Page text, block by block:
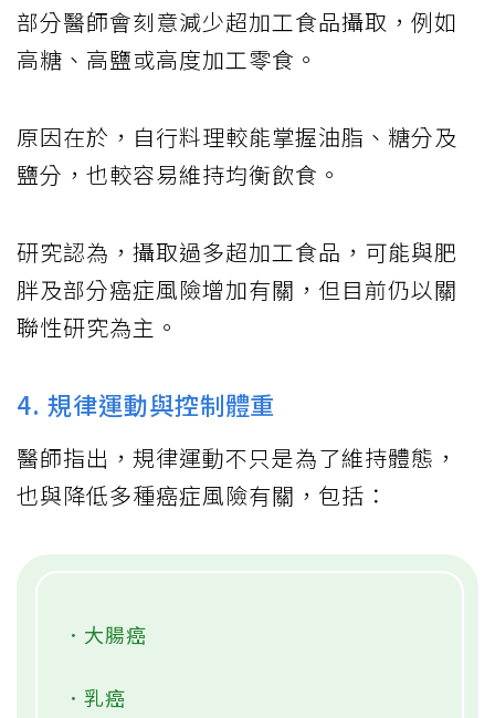
部分醫師會刻意減少超加工食品攝取，例如
高糖、高鹽或高度加工零食。
原因在於，自行料理較能掌握油脂、糖分及
鹽分，也較容易維持均衡飲食。
研究認為，攝取過多超加工食品，可能與肥
胖及部分癌症風險增加有關，但目前仍以關
聯性研究為主。
4. 規律運動與控制體重
醫師指出，規律運動不只是為了維持體態，
也與降低多種癌症風險有關，包括：
．大腸癌
．乳癌